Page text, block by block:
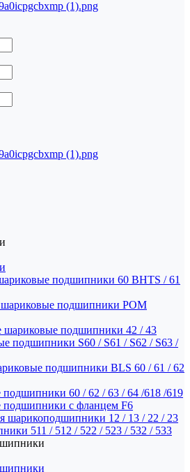
подшипники 60 BHTS / 61
подшипники POM
шариковые подшипники 42 / 43
подшипники S60 / S61 / S62 / S63 /
подшипники BLS 60 / 61 / 62
60 / 62 / 63 / 64 /618 /619
с фланцем F6
шарикоподшипники 12 / 13 / 22 / 23
511 / 512 / 522 / 523 / 532 / 533